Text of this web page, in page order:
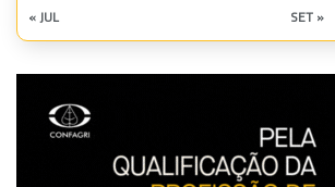
« JUL SET »